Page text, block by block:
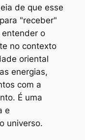
de que esse
"receber"
entender o
no contexto
oriental
energias,
com a
É uma
e
universo.